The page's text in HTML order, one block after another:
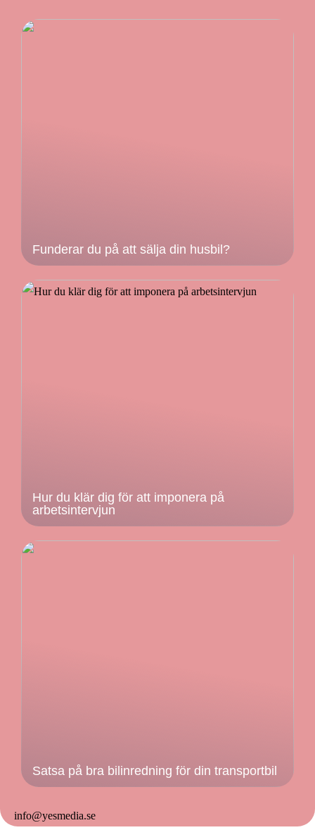
Funderar du på att sälja din husbil?
Hur du klär dig för att imponera på
arbetsintervjun
Satsa på bra bilinredning för din transportbil
info@yesmedia.se